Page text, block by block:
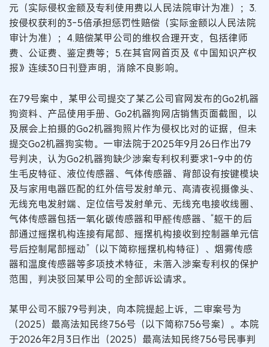
元（实际侵权金额及专利使用费以人民法院审计为准）；3.
按侵权获利的3-5倍承担惩罚性赔偿（实际金额以人民法院
审计为准）；4.赔偿某甲公司的维权合理开支，包括律师
费、公证费、鉴定费等；5.在其官网首页及《中国知识产权
报》连续30日刊登声明，消除不良影响。
在79号案中，某甲公司提交了某乙公司官网发布的Go2机器
狗资料、产品使用手册、Go2机器狗网店销售页面截图，以
及展会上拍摄的Go2机器狗照片作为侵权比对的证据，但未
提交Go2机器狗实物。一审法院于2025年9月26日作出79
号判决，认为Go2机器狗缺少涉案专利权利要求1-9中的仿
生毛皮特征、液位传感器、气体传感器、背部设有按键模块
及与家用电器匹配的红外信号发射单元、高清夜视摄像头、
无线充电发射端、定位信号发射单元、无线充电接收线圈、
气体传感器包括一氧化碳传感器和甲醛传感器、“躯干的后
部通过摇摆机构连接有尾部、摇摆机构接收到控制器单元信
号后控制尾部摇动”（以下简称摇摆机构特征）、烟雾传感
器和温度传感器等多项技术特征，未落入涉案专利权的保护
范围，判决驳回某甲公司的全部诉讼请求。
某甲公司不服79号判决，向本院提起上诉，二审案号为
（2025）最高法知民终756号（以下简称756号案）。本院
于2026年2月3日作出（2025）最高法知民终756号民事判